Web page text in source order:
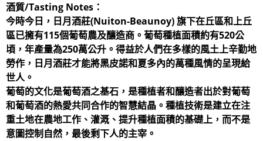
酒質/Tasting Notes：
今時今日，日月酒莊(Nuiton-Beaunoy) 旗下在丘區和上丘
區已擁有115個葡萄農及釀造商。葡萄種植面積約有520公
頃，年產量為250萬公升。得益於人們在多樣的風土上辛勤地
勞作，日月酒莊才能將黑皮諾和夏多內的萬種風情的呈現給
世人。
葡萄的文化是葡萄酒之基石，是種植者和釀造者出於對葡萄
和葡萄酒的熱愛共同合作的智慧結晶。種植技術是建立在注
重土地在農地工作、灌溉、提升種植面積的基礎上，而不是
意圖控制自然，最後剩下人的主宰。